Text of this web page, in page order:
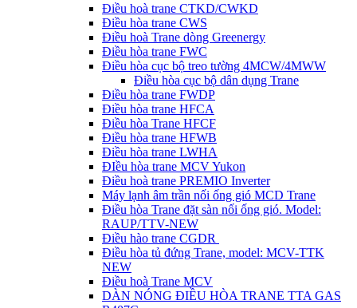
Điều hoà trane CTKD/CWKD
Điều hòa trane CWS
Điều hoà Trane dòng Greenergy
Điều hòa trane FWC
Điều hòa cục bộ treo tường 4MCW/4MWW
Điều hòa cục bộ dân dụng Trane
Điều hòa trane FWDP
Điều hòa trane HFCA
Điều hòa Trane HFCF
Điều hòa trane HFWB
Điều hòa trane LWHA
ĐIều hòa trane MCV Yukon
Điều hoà trane PREMIO Inverter
Máy lạnh âm trần nối ống gió MCD Trane
Điều hòa Trane đặt sàn nối ống gió. Model:
RAUP/TTV-NEW
Điều hào trane CGDR
Điều hòa tủ đứng Trane, model: MCV-TTK
NEW
Điều hoà Trane MCV
DÀN NÓNG ĐIỀU HÒA TRANE TTA GAS